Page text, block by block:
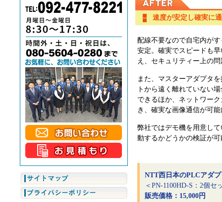
速度が安定し確実に
配線不要なので自宅内が
安定。確実でスピードも
え、セキュリティー上の
また、マスターアダプタ
トから遠く離れていない
できるほか、ネットワー
き、確実な画像通信が可
弊社ではデモ機を用意し
動するかどうかの検証が
NTT西日本のPLCアダプ
＜PN-1100HD-S：2個セ
販売価格：15,000円